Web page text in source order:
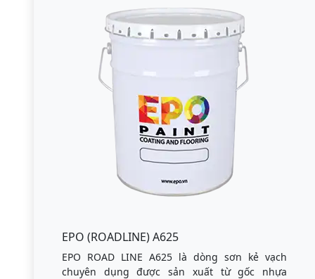
EPO (ROADLINE) A625
EPO ROAD LINE A625 là dòng sơn kẻ vạch
chuyên dụng được sản xuất từ gốc nhựa